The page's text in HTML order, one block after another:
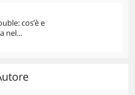
cos’è e
nel...